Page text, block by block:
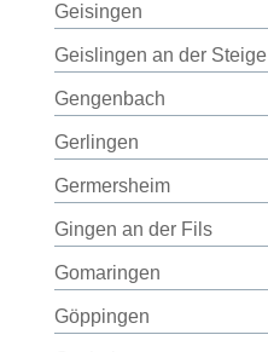
Geisingen
Geislingen an der Steige
Gengenbach
Gerlingen
Germersheim
Gingen an der Fils
Gomaringen
Göppingen